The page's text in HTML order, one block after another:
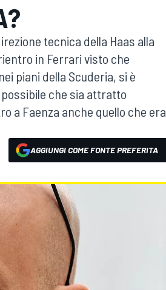
tecnica della Haas alla
in Ferrari visto che
piani della Scuderia, si è
possibile che sia attratto
a Faenza anche quello che era
AGGIUNGI COME FONTE PREFERITA